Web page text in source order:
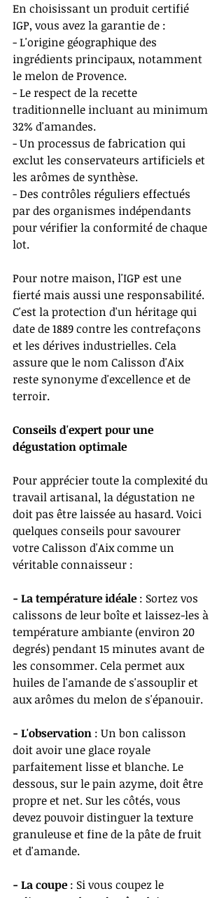
En choisissant un produit certifié
IGP, vous avez la garantie de :
- L'origine géographique des
ingrédients principaux, notamment
le melon de Provence.
- Le respect de la recette
traditionnelle incluant au minimum
32% d'amandes.
- Un processus de fabrication qui
exclut les conservateurs artificiels et
les arômes de synthèse.
- Des contrôles réguliers effectués
par des organismes indépendants
pour vérifier la conformité de chaque
lot.
Pour notre maison, l'IGP est une
fierté mais aussi une responsabilité.
C'est la protection d'un héritage qui
date de 1889 contre les contrefaçons
et les dérives industrielles. Cela
assure que le nom Calisson d'Aix
reste synonyme d'excellence et de
terroir.
Conseils d'expert pour une
dégustation optimale
Pour apprécier toute la complexité du
travail artisanal, la dégustation ne
doit pas être laissée au hasard. Voici
quelques conseils pour savourer
votre Calisson d'Aix comme un
véritable connaisseur :
- La température idéale : Sortez vos
calissons de leur boîte et laissez-les à
température ambiante (environ 20
degrés) pendant 15 minutes avant de
les consommer. Cela permet aux
huiles de l'amande de s'assouplir et
aux arômes du melon de s'épanouir.
- L'observation : Un bon calisson
doit avoir une glace royale
parfaitement lisse et blanche. Le
dessous, sur le pain azyme, doit être
propre et net. Sur les côtés, vous
devez pouvoir distinguer la texture
granuleuse et fine de la pâte de fruit
et d'amande.
- La coupe : Si vous coupez le